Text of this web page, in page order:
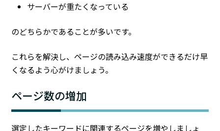
サーバーが重たくなっている
のどちらかであることが多いです。
これらを解決し、ページの読み込み速度ができるだけ早
くなるよう心がけましょう。
ページ数の増加
選定したキーワードに関連するページを増やしましょ